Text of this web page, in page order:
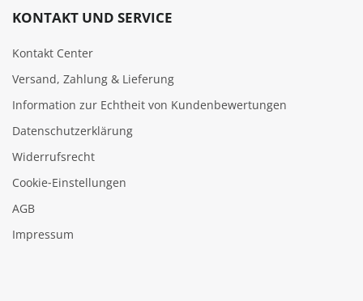
KONTAKT UND SERVICE
Kontakt Center
Versand, Zahlung & Lieferung
Information zur Echtheit von Kundenbewertungen
Datenschutzerklärung
Widerrufsrecht
Cookie‑Einstellungen
AGB
Impressum